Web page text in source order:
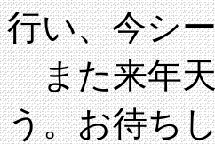
行い、今シ
また来年天
う。お待ち